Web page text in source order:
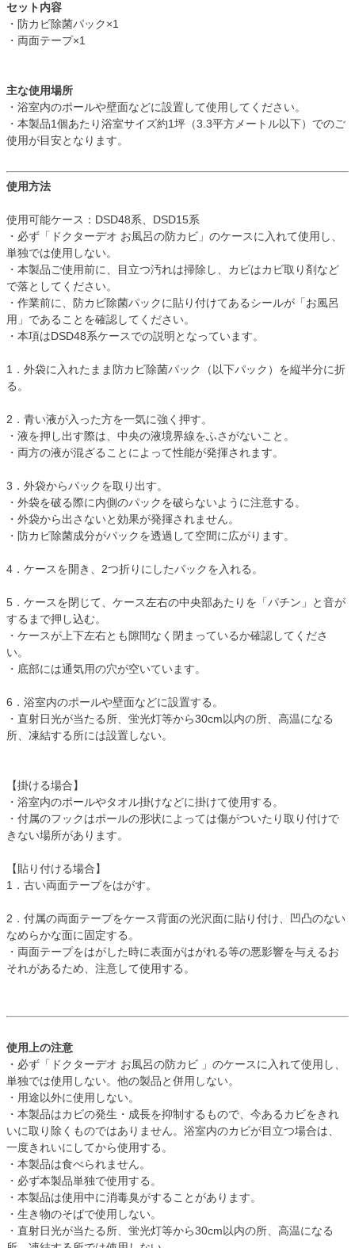
セット内容
・防カビ除菌パック×1
・両面テープ×1
主な使用場所
・浴室内のポールや壁面などに設置して使用してください。
・本製品1個あたり浴室サイズ約1坪（3.3平方メートル以下）でのご
使用が目安となります。
使用方法
使用可能ケース：DSD48系、DSD15系
・必ず「ドクターデオ お風呂の防カビ」のケースに入れて使用し、
単独では使用しない。
・本製品ご使用前に、目立つ汚れは掃除し、カビはカビ取り剤など
で落としてください。
・作業前に、防カビ除菌パックに貼り付けてあるシールが「お風呂
用」であることを確認してください。
・本項はDSD48系ケースでの説明となっています。
1．外袋に入れたまま防カビ除菌パック（以下パック）を縦半分に折
る。
2．青い液が入った方を一気に強く押す。
・液を押し出す際は、中央の液境界線をふさがないこと。
・両方の液が混ざることによって性能が発揮されます。
3．外袋からパックを取り出す。
・外袋を破る際に内側のパックを破らないように注意する。
・外袋から出さないと効果が発揮されません。
・防カビ除菌成分がパックを透過して空間に広がります。
4．ケースを開き、2つ折りにしたパックを入れる。
5．ケースを閉じて、ケース左右の中央部あたりを「パチン」と音が
するまで押し込む。
・ケースが上下左右とも隙間なく閉まっているか確認してくださ
い。
・底部には通気用の穴が空いています。
6．浴室内のポールや壁面などに設置する。
・直射日光が当たる所、蛍光灯等から30cm以内の所、高温になる
所、凍結する所には設置しない。
【掛ける場合】
・浴室内のポールやタオル掛けなどに掛けて使用する。
・付属のフックはポールの形状によっては傷がついたり取り付けで
きない場所があります。
【貼り付ける場合】
1．古い両面テープをはがす。
2．付属の両面テープをケース背面の光沢面に貼り付け、凹凸のない
なめらかな面に固定する。
・両面テープをはがした時に表面がはがれる等の悪影響を与えるお
それがあるため、注意して使用する。
使用上の注意
・必ず「ドクターデオ お風呂の防カビ 」のケースに入れて使用し、
単独では使用しない。他の製品と併用しない。
・用途以外に使用しない。
・本製品はカビの発生・成長を抑制するもので、今あるカビをきれ
いに取り除くものではありません。浴室内のカビが目立つ場合は、
一度きれいにしてから使用する。
・本製品は食べられません。
・必ず本製品単独で使用する。
・本製品は使用中に消毒臭がすることがあります。
・生き物のそばで使用しない。
・直射日光が当たる所、蛍光灯等から30cm以内の所、高温になる